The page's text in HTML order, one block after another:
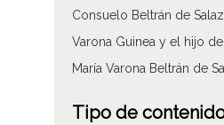
Consuelo Beltrán de
Varona Guinea y el hijo
María Varona Beltrán de
Tipo de